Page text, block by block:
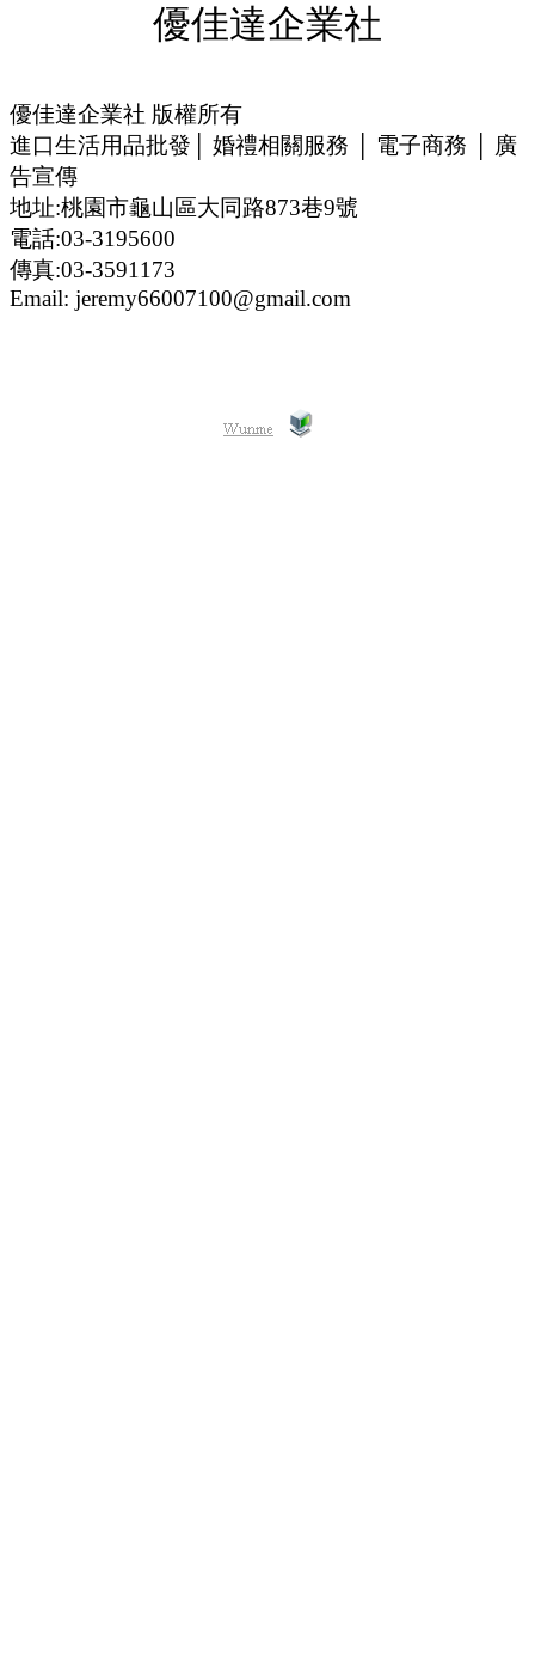
優佳達企業社
優佳達企業社 版權所有
進口生活用品批發│ 婚禮相關服務 │ 電子商務 │ 廣
告宣傳
地址:桃園市龜山區大同路873巷9號
電話:03-3195600
傳真:03-3591173
Email: jeremy66007100@gmail.com